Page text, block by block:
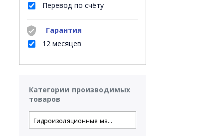
Часто задаваемые вопросы
Перевод по счёту
Гарантия
12 месяцев
Категории производимых
товаров
Гидроизоляционные ма...